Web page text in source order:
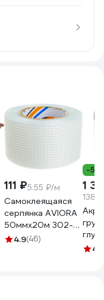
111 ₽5.55 ₽/м
Самоклеящаяся
серпянка AVIORA
50ммх20м 302-
1054.9(46)
-5%
1
4.9